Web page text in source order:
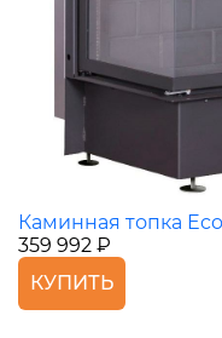
Каминная топка
359 992 ₽
КУПИТЬ